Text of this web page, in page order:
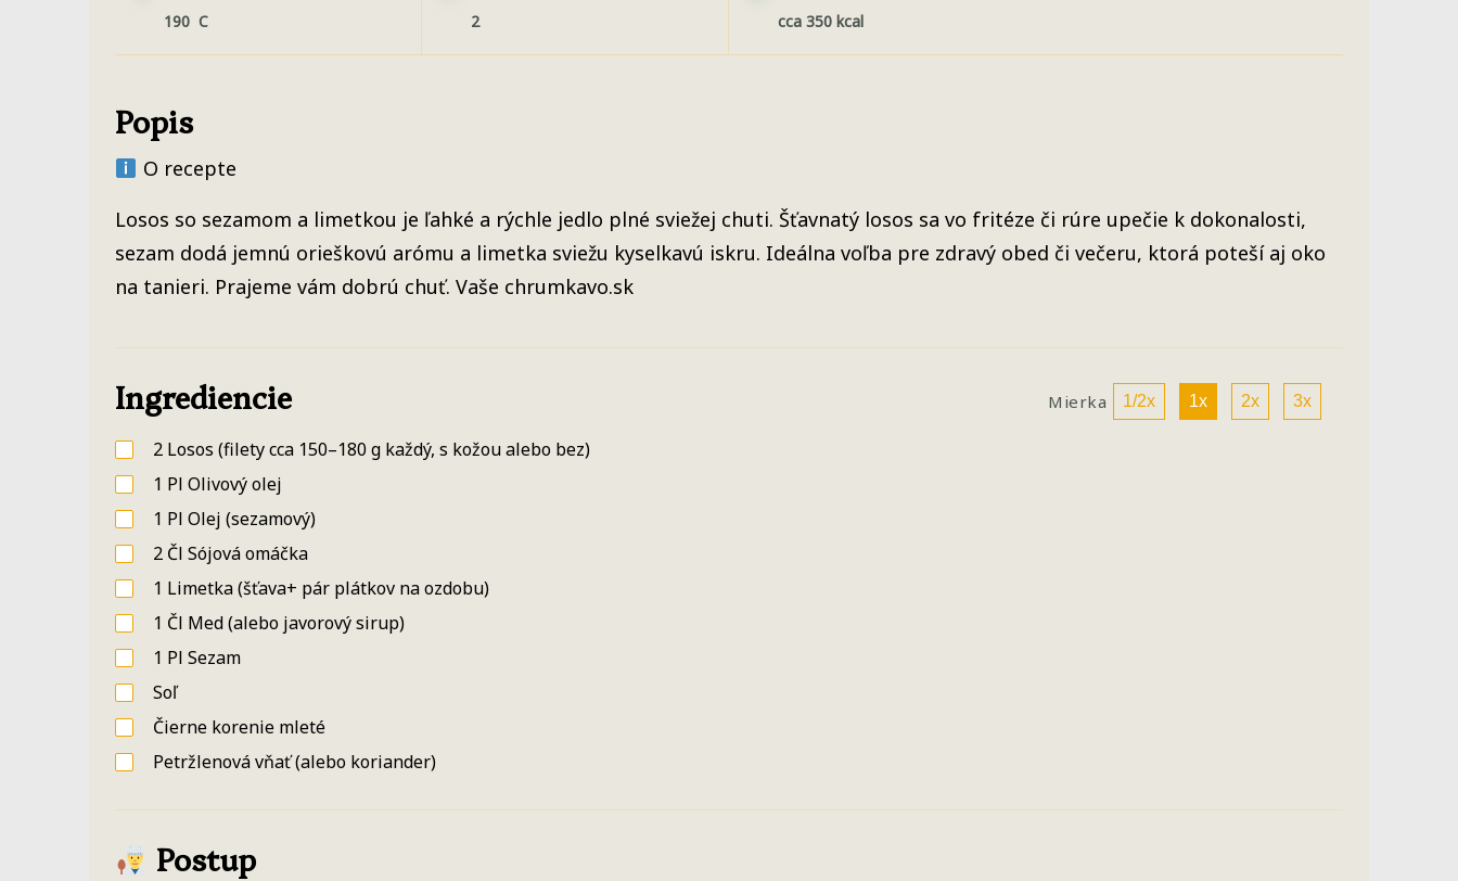
190 C
2
cca 350 kcal
Popis
O recepte
Losos so sezamom a limetkou je ľahké a rýchle jedlo plné sviežej chuti. Šťavnatý losos sa vo fritéze či rúre upečie k dokonalosti,
sezam dodá jemnú orieškovú arómu a limetka sviežu kyselkavú iskru. Ideálna voľba pre zdravý obed či večeru, ktorá poteší aj oko
na tanieri. Prajeme vám dobrú chuť. Vaše chrumkavo.sk
Ingrediencie Mierka 1/2x 1x 2x 3x
2 Losos (filety cca 150–180 g každý, s kožou alebo bez)
1 Pl Olivový olej
1 Pl Olej (sezamový)
2 Čl Sójová omáčka
1 Limetka(šťava+ pár plátkov na ozdobu)
1 Čl Med(alebo javorový sirup)
1 Pl Sezam
Soľ
Čierne korenie mleté
Petržlenová vňať(alebo koriander)
Postup